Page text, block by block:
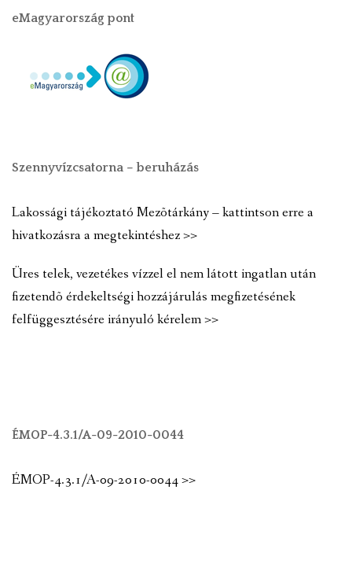
eMagyarország pont
Szennyvízcsatorna – beruházás
Lakossági tájékoztató Mezõtárkány – kattintson erre a
hivatkozásra a megtekintéshez >>
Üres telek, vezetékes vízzel el nem látott ingatlan után
fizetendõ érdekeltségi hozzájárulás megfizetésének
felfüggesztésére irányuló kérelem >>
ÉMOP-4.3.1/A-09-2010-0044
ÉMOP-4.3.1/A-09-2010-0044 >>